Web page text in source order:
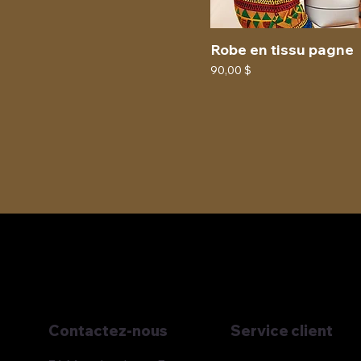
Robe en tissu pagne
Prix
90,00 $
Contactez-nous Service client